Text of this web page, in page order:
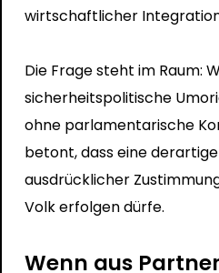
wirtschaftlicher
Die Frage steht im Raum:
sicherheitspolitische
ohne parlamentarische
betont, dass eine
ausdrücklicher
Volk erfolgen dürfe.
Wenn aus